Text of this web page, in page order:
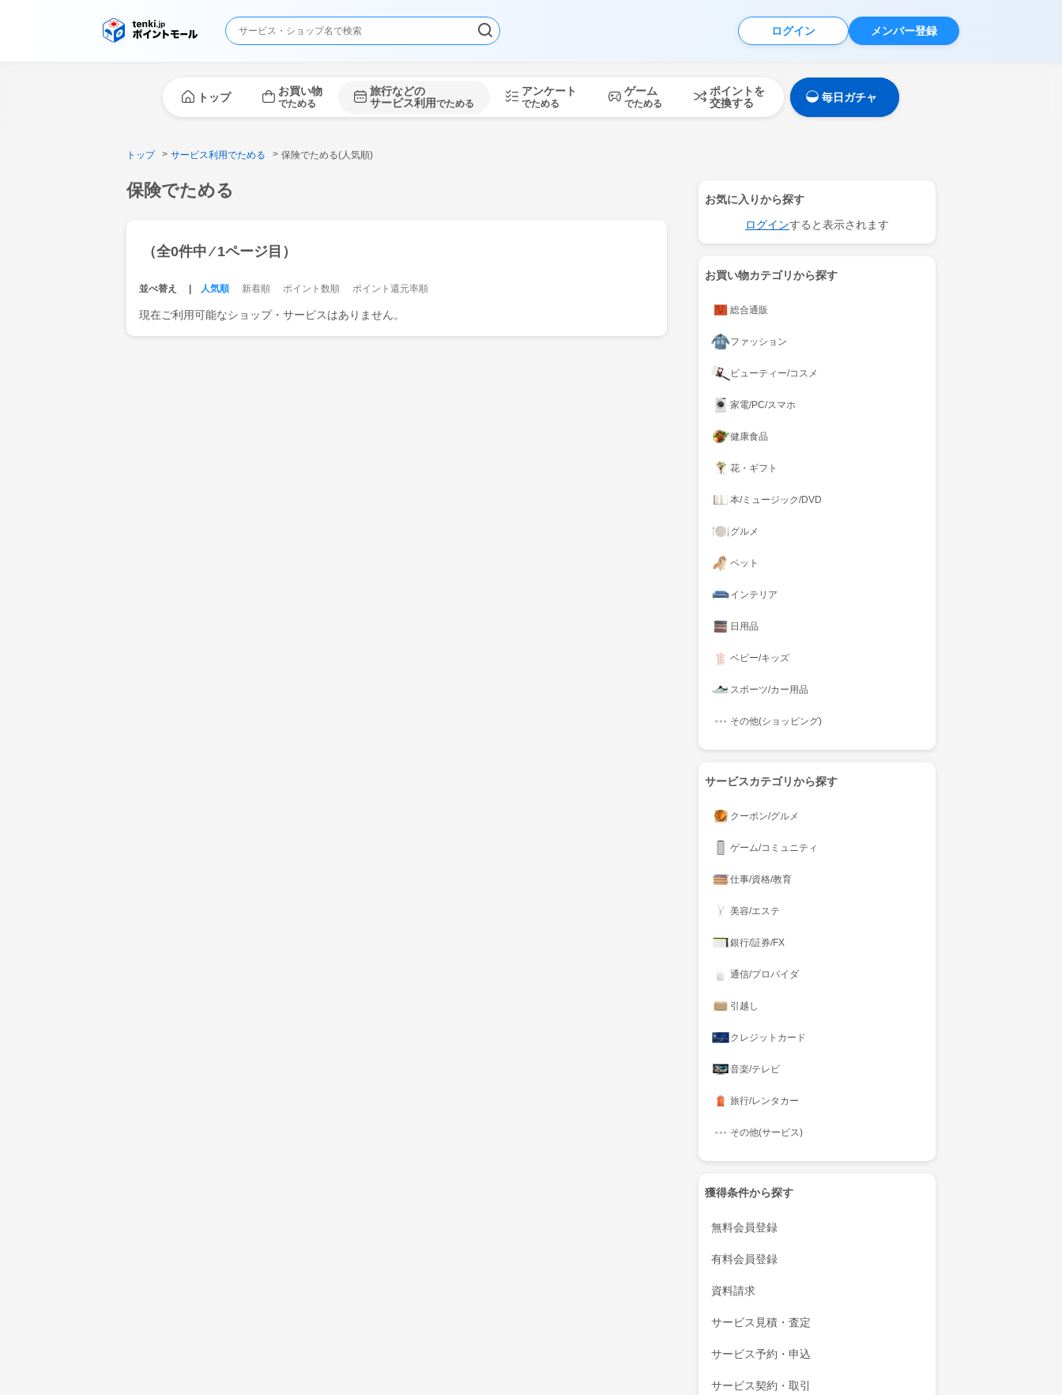
ログイン メンバー登録
トップ お買い物
でためる
旅行などの
サービス利用でためる
アンケート
でためる
ゲーム
でためる
ポイントを
交換する
毎日ガチャ
トップ サービス利用でためる 保険でためる(人気順)
保険でためる
（全0件中 ⁄ 1ページ目）
並べ替え 人気順 新着順 ポイント数順 ポイント還元率順
現在ご利用可能なショップ・サービスはありません。
お気に入りから探す
ログインすると表示されます
お買い物カテゴリから探す
総合通販
ファッション
ビューティー/コスメ
家電/PC/スマホ
健康食品
花・ギフト
本/ミュージック/DVD
グルメ
ペット
インテリア
日用品
ベビー/キッズ
スポーツ/カー用品
その他(ショッピング)
サービスカテゴリから探す
クーポン/グルメ
ゲーム/コミュニティ
仕事/資格/教育
美容/エステ
銀行/証券/FX
通信/プロバイダ
引越し
クレジットカード
音楽/テレビ
旅行/レンタカー
その他(サービス)
獲得条件から探す
無料会員登録
有料会員登録
資料請求
サービス見積・査定
サービス予約・申込
サービス契約・取引